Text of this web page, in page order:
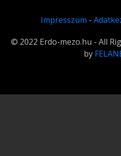
Impresszum -
© 2022 Erdo-mezo.hu - All
by